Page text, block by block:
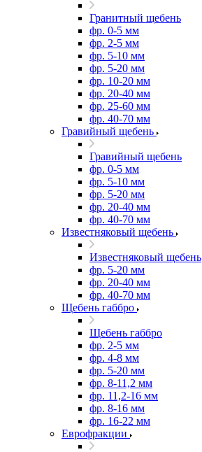
Гранитный щебень
фр. 0-5 мм
фр. 2-5 мм
фр. 5-10 мм
фр. 5-20 мм
фр. 10-20 мм
фр. 20-40 мм
фр. 25-60 мм
фр. 40-70 мм
Гравийный щебень
Гравийный щебень
фр. 0-5 мм
фр. 5-10 мм
фр. 5-20 мм
фр. 20-40 мм
фр. 40-70 мм
Известняковый щебень
Известняковый щебень
фр. 5-20 мм
фр. 20-40 мм
фр. 40-70 мм
Щебень габбро
Щебень габбро
фр. 2-5 мм
фр. 4-8 мм
фр. 5-20 мм
фр. 8-11,2 мм
фр. 11,2-16 мм
фр. 8-16 мм
фр. 16-22 мм
Еврофракции